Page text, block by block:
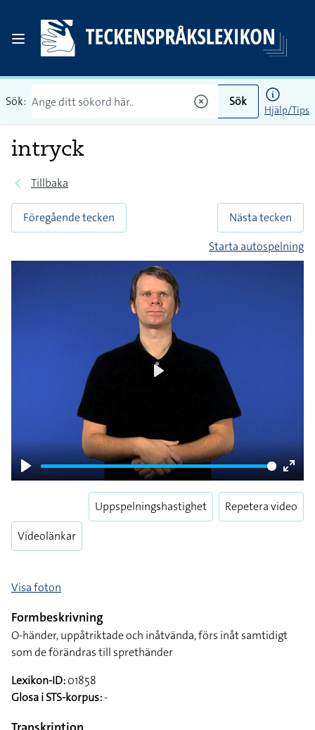
Sök: Sök
Hjälp/Tips
intryck
Tillbaka
Föregående tecken
Nästa tecken
Starta autospelning
Play
Enter
Videolänkar
Uppspelningshastighet Repetera video
Visa foton
Formbeskrivning
O-händer, uppåtriktade och inåtvända, förs inåt samtidigt
som de förändras till sprethänder
Lexikon-ID:01858
Glosa i STS-korpus:-